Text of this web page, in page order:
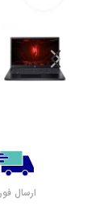
لپ تاپ
لپ تاپ IdeaPad 3
لپ تاپ IdeaPad 5ارسال